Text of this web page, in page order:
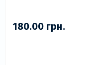
180.00 грн.